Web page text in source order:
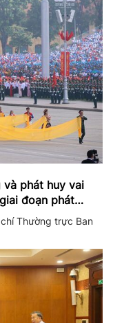
và phát huy vai
đoạn phát
Thường trực Ban